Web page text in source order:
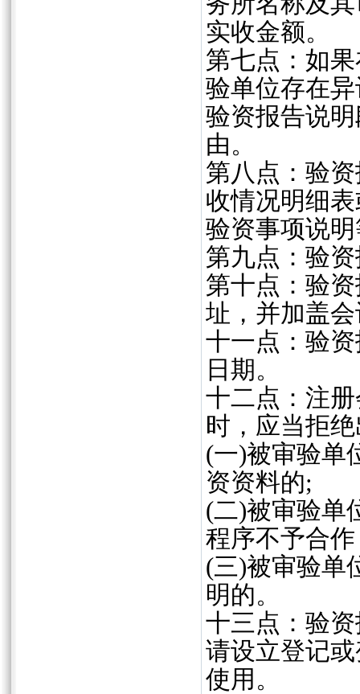
实收金额。
第七点：如
验单位存在
验资报告说
由。
第八点：验
收情况明细
验资事项说
第九点：验
第十点：验
址，并加盖
十一点：验
日期。
十二点：注
时，应当拒
(一)被审验单
资资料的;
(二)被审验单
程序不予合
(三)被审验单
明的。
十三点：验
请设立登记
使用。